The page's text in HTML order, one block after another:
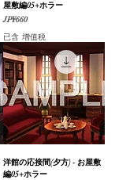
屋敷編05+ホラー
價格
JP¥660
已含 增值税
洋館の応接間(夕方) - お屋敷
編05+ホラー